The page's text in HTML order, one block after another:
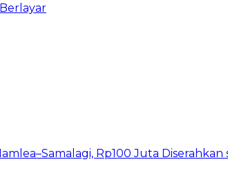
Rp100 Juta